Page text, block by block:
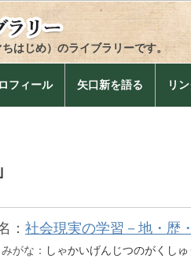
はじめ）のライブラリーです。
フィール 矢口新を語る リ
： 社会現実の学習－地・歴
がな： しゃかいげんじつのがくし